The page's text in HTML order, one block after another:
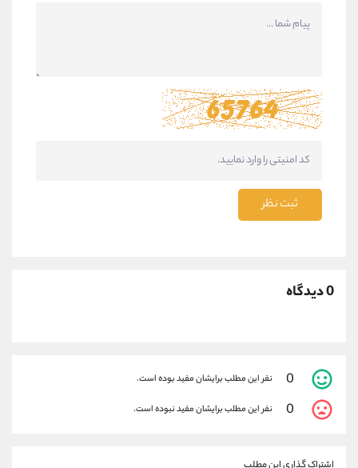
ثبت نظر
0 دیدگاه
0 نفر این مطلب برایشان مفید بوده است.
0 نفر این مطلب برایشان مفید نبوده است.